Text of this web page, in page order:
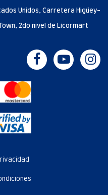
Unidos, Carretera Higüey-
2do nivel de Licormart